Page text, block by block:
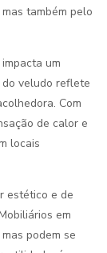
também pelo
um
veludo reflete
Com
de calor e
locais
estético e de
em
podem se